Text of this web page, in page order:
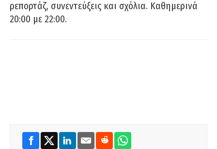
ρεπορτάζ, συνεντεύξεις και σχόλια. Καθημερινά
20:00 με 22:00.